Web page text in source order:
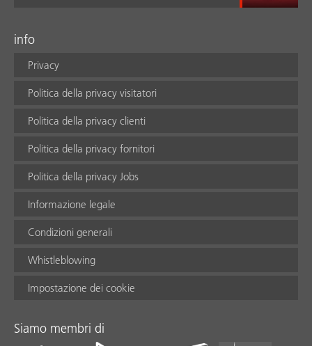
info
Privacy
Politica della privacy visitatori
Politica della privacy clienti
Politica della privacy fornitori
Politica della privacy Jobs
Informazione legale
Condizioni generali
Whistleblowing
Impostazione dei cookie
Siamo membri di